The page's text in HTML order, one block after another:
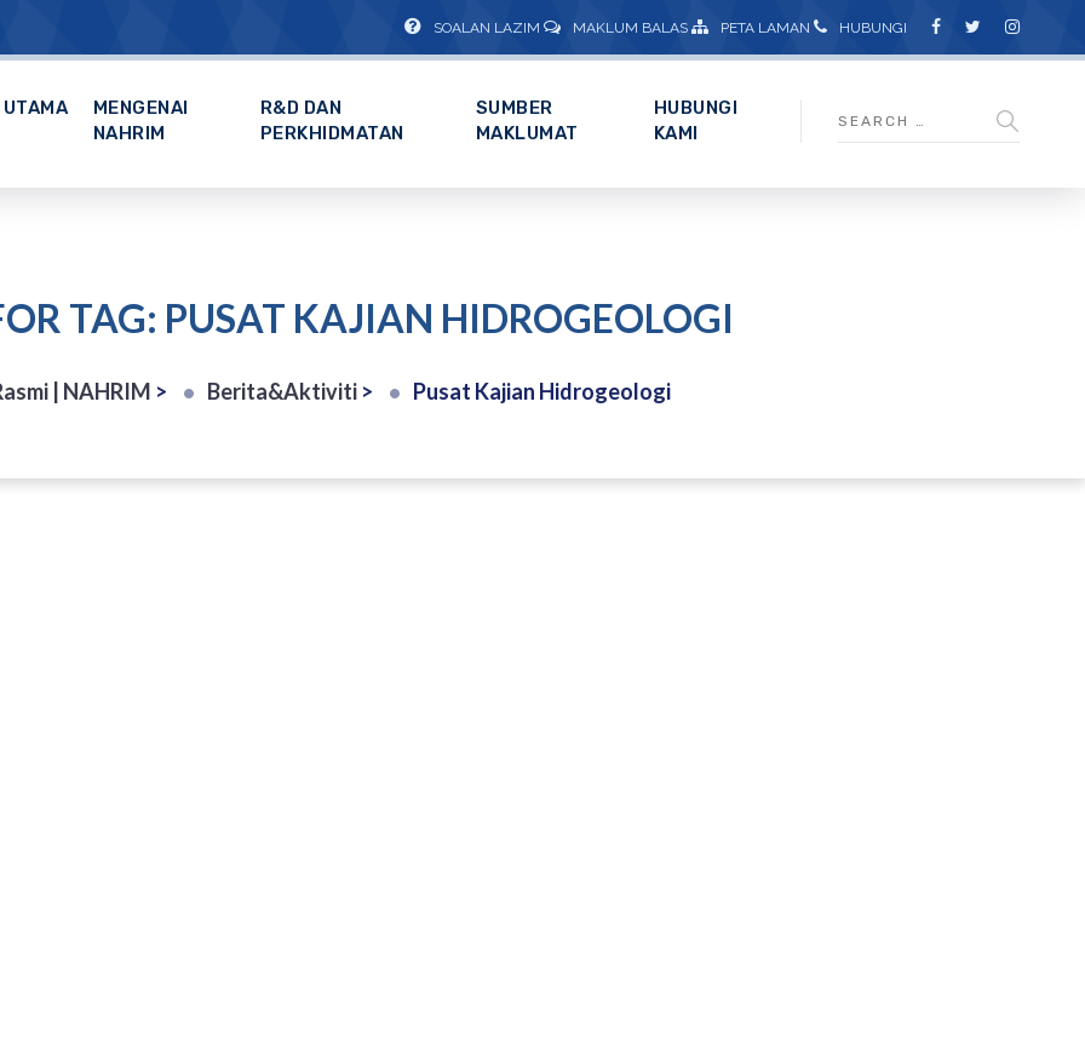
SOALAN LAZIM MAKLUM BALAS PETA LAMAN HUBUNGI
UTAMA
MENGENAI
NAHRIM
R&D DAN
PERKHIDMATAN
SUMBER
MAKLUMAT
HUBUNGI
KAMI
TAG: PUSAT KAJIAN HIDROGEOLOGI
| NAHRIM > Berita&Aktiviti > Pusat Kajian Hidrogeologi